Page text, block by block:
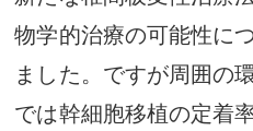
物学的治療の可能性に
ました。ですが周囲の
では幹細胞移植の定着